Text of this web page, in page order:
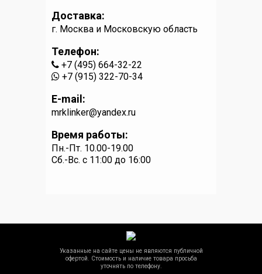
Доставка:
г. Москва и Московскую область
Телефон:
+7 (495) 664-32-22
+7 (915) 322-70-34
E-mail:
mrklinker@yandex.ru
Время работы:
Пн.-Пт. 10.00-19.00
Сб.-Вс. c 11:00 до 16:00
Указанные на сайте цены не являются публичной
офертой. Стоимость и наличие товара просьба
уточнять по телефону.